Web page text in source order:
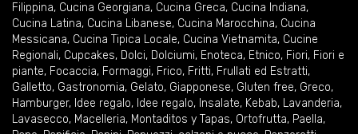
Filippina, Cucina Georgiana, Cucina Greca, Cucina Indiana,
Cucina Latina, Cucina Libanese, Cucina Marocchina, Cucina
Messicana, Cucina Tipica Locale, Cucina Vietnamita, Cucine
Regionali, Cupcakes, Dolci, Dolciumi, Enoteca, Etnico, Fiori, Fiori e
piante, Focaccia, Formaggi, Frico, Fritti, Frullati ed Estratti,
Galletto, Gastronomia, Gelato, Giapponese, Gluten free, Greco,
Hamburger, Idee regalo, Idee regalo, Insalate, Kebab, Lavanderia,
Lavasecco, Macelleria, Montaditos y Tapas, Ortofrutta, Paella,